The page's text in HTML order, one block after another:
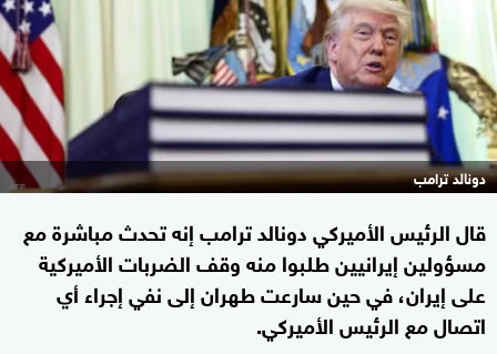
دونالد ترامب
قال الرئيس الأميركي دونالد ترامب إنه تحدث مباشرة مع
مسؤولين إيرانيين طلبوا منه وقف الضربات الأميركية
على إيران، في حين سارعت طهران إلى نفي إجراء أي
اتصال مع الرئيس الأميركي.